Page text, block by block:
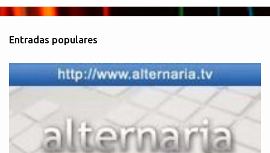
o
e
n
t
o
Entradas populares